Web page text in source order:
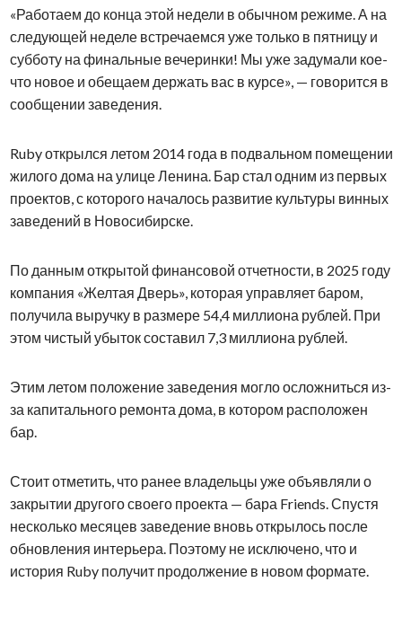
«Работаем до конца этой недели в обычном режиме. А на
следующей неделе встречаемся уже только в пятницу и
субботу на финальные вечеринки! Мы уже задумали кое-
что новое и обещаем держать вас в курсе», — говорится в
сообщении заведения.
Ruby открылся летом 2014 года в подвальном помещении
жилого дома на улице Ленина. Бар стал одним из первых
проектов, с которого началось развитие культуры винных
заведений в Новосибирске.
По данным открытой финансовой отчетности, в 2025 году
компания «Желтая Дверь», которая управляет баром,
получила выручку в размере 54,4 миллиона рублей. При
этом чистый убыток составил 7,3 миллиона рублей.
Этим летом положение заведения могло осложниться из-
за капитального ремонта дома, в котором расположен
бар.
Стоит отметить, что ранее владельцы уже объявляли о
закрытии другого своего проекта — бара Friends. Спустя
несколько месяцев заведение вновь открылось после
обновления интерьера. Поэтому не исключено, что и
история Ruby получит продолжение в новом формате.